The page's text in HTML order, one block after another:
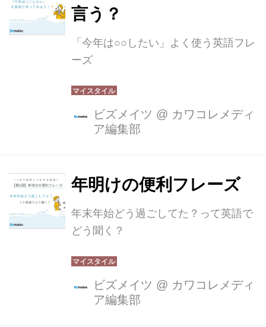
言う？
「今年は○○したい」よく使う英語フレ
ーズ
ビズメイツ @ カワコレメディ
ア編集部
年明けの便利フレーズ
年末年始どう過ごしてた？って英語で
どう聞く？
ビズメイツ @ カワコレメディ
ア編集部